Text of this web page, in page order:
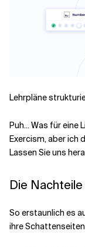
Lehrpläne
Puh... Was für eine
Exercism, aber ich
Lassen Sie uns
Die
So erstaunlich es
ihre